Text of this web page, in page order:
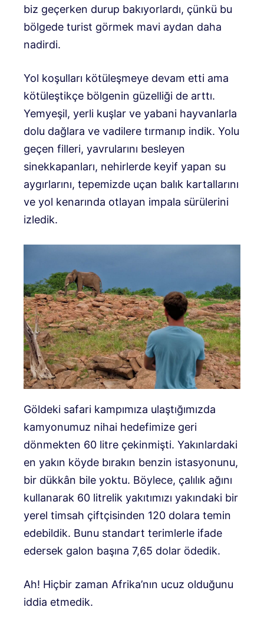
biz geçerken durup bakıyorlardı, çünkü bu
bölgede turist görmek mavi aydan daha
nadirdi.
Yol koşulları kötüleşmeye devam etti ama
kötüleştikçe bölgenin güzelliği de arttı.
Yemyeşil, yerli kuşlar ve yabani hayvanlarla
dolu dağlara ve vadilere tırmanıp indik. Yolu
geçen filleri, yavrularını besleyen
sinekkapanları, nehirlerde keyif yapan su
aygırlarını, tepemizde uçan balık kartallarını
ve yol kenarında otlayan impala sürülerini
izledik.
Göldeki safari kampımıza ulaştığımızda
kamyonumuz nihai hedefimize geri
dönmekten 60 litre çekinmişti. Yakınlardaki
en yakın köyde bırakın benzin istasyonunu,
bir dükkân bile yoktu. Böylece, çalılık ağını
kullanarak 60 litrelik yakıtımızı yakındaki bir
yerel timsah çiftçisinden 120 dolara temin
edebildik. Bunu standart terimlerle ifade
edersek galon başına 7,65 dolar ödedik.
Ah! Hiçbir zaman Afrika’nın ucuz olduğunu
iddia etmedik.